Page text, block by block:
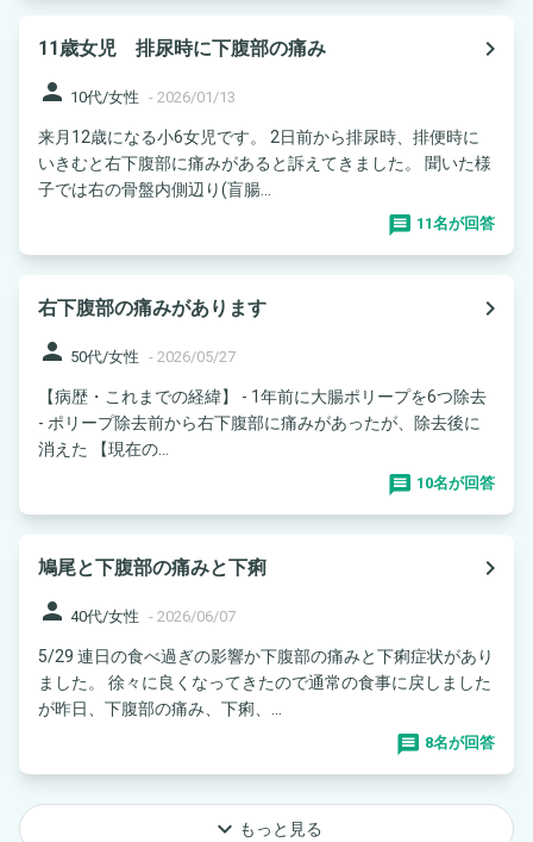
11歳女児 排尿時に下腹部の痛み
navigate_next
person 10代/女性 - 2026/01/13
来月12歳になる小6女児です。 2日前から排尿時、排便時に
いきむと右下腹部に痛みがあると訴えてきました。 聞いた様
子では右の骨盤内側辺り(盲腸...
11名が回答
右下腹部の痛みがあります
navigate_next
person 50代/女性 - 2026/05/27
【病歴・これまでの経緯】 - 1年前に大腸ポリープを6つ除去
- ポリープ除去前から右下腹部に痛みがあったが、除去後に
消えた 【現在の...
10名が回答
鳩尾と下腹部の痛みと下痢
navigate_next
person 40代/女性 - 2026/06/07
5/29 連日の食べ過ぎの影響か下腹部の痛みと下痢症状があり
ました。 徐々に良くなってきたので通常の食事に戻しました
が昨日、下腹部の痛み、下痢、...
8名が回答
keyboard_arrow_down もっと見る